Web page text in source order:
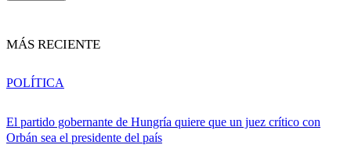
MÁS RECIENTE
El partido gobernante de Hungría quiere que un juez crítico con
Orbán sea el presidente del país
POLÍTICA